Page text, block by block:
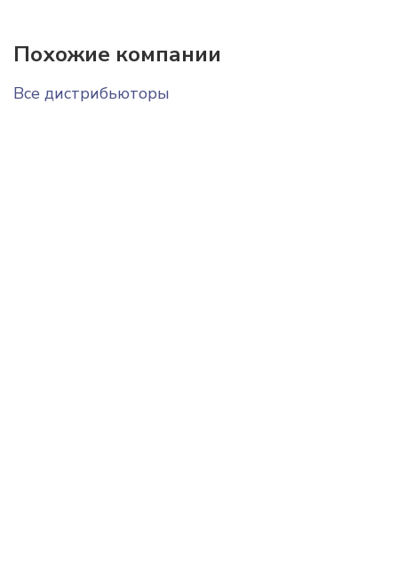
Похожие компании
Все дистрибьюторы